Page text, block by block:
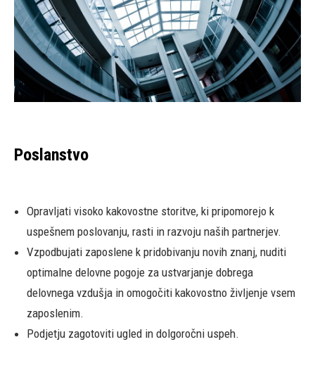
Poslanstvo
Opravljati visoko kakovostne storitve, ki pripomorejo k
uspešnem poslovanju, rasti in razvoju naših partnerjev.
Vzpodbujati zaposlene k pridobivanju novih znanj, nuditi
optimalne delovne pogoje za ustvarjanje dobrega
delovnega vzdušja in omogočiti kakovostno življenje vsem
zaposlenim.
Podjetju zagotoviti ugled in dolgoročni uspeh.